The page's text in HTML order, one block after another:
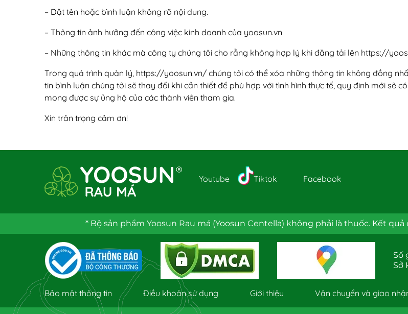
– Đặt tên hoặc bình luận không rõ nội dung.
– Thông tin ảnh hưởng đến công việc kinh doanh của yoosun.vn
– Những thông tin khác mà công ty chúng tôi cho rằng không hợp lý khi đăng tải lên https://
Trong quá trình quản lý, https://yoosun.vn/ chúng tôi có thể xóa những thông tin không đồng
tin bình luận chúng tôi sẽ thay đổi khi cần thiết để phù hợp với tình hình thực tế, quy định mới sẽ
mong được sự ủng hộ của các thành viên tham gia.
Xin trân trọng cảm ơn!
Youtube Tiktok Facebook
* Bộ sản phẩm Yoosun Rau má (Yoosun Centella) không phải là thuốc. Kết
Số
Sở
Bảo mật thông tin Điều khoản sử dụng Giới thiệu Vận chuyển và giao